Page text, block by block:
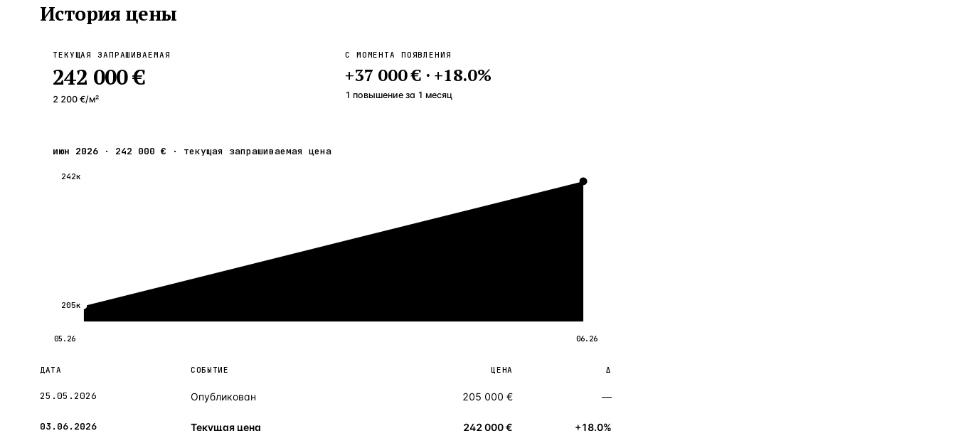
История цены
ТЕКУЩАЯ ЗАПРАШИВАЕМАЯ
242 000 €
2 200 €/м²
С МОМЕНТА ПОЯВЛЕНИЯ
+37 000 €· +18.0%
1 повышение за 1 месяц
июн 2026 · 242 000 € · текущая запрашиваемая цена
242к
205к
05.26 06.26
ДАТА СОБЫТИЕ ЦЕНА Δ
25.05.2026 Опубликован 205 000 € —
03.06.2026 Текущая цена 242 000 € +18.0%